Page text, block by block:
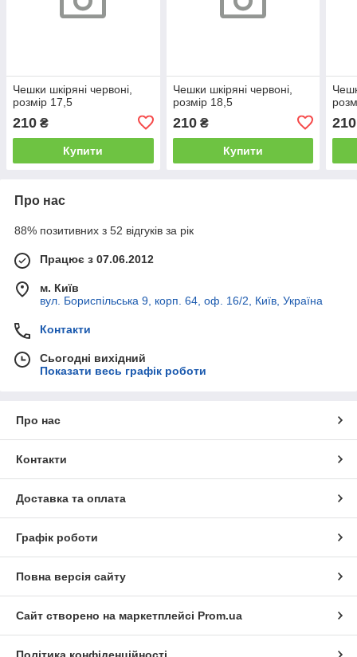
Чешки шкіряні червоні,
розмір 17,5
210 ₴
Купити
Чешки шкіряні червоні,
розмір 18,5
210₴
Купити
210
Про нас
88% позитивних з 52 відгуків за рік
Працює з 07.06.2012
м. Київ
вул. Бориспільська 9, корп. 64, оф. 16/2, Київ, Україна
Контакти
Сьогодні вихідний
Показати весь графік роботи
Про нас
Контакти
Доставка та оплата
Графік роботи
Повна версія сайту
Сайт створено на маркетплейсі Prom.ua